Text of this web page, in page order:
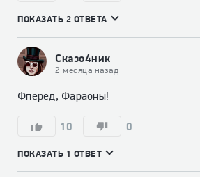
ПОКАЗАТЬ 2 ОТВЕТА
Сказо4ник
2 месяца назад
Фперед, Фараоны!
10 0
ПОКАЗАТЬ 1 ОТВЕТ